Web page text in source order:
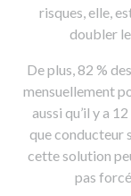
risques, elle,
doubler
De plus, 82 %
mensuellement
aussi qu’il y a
que conducteur
cette solution
pas